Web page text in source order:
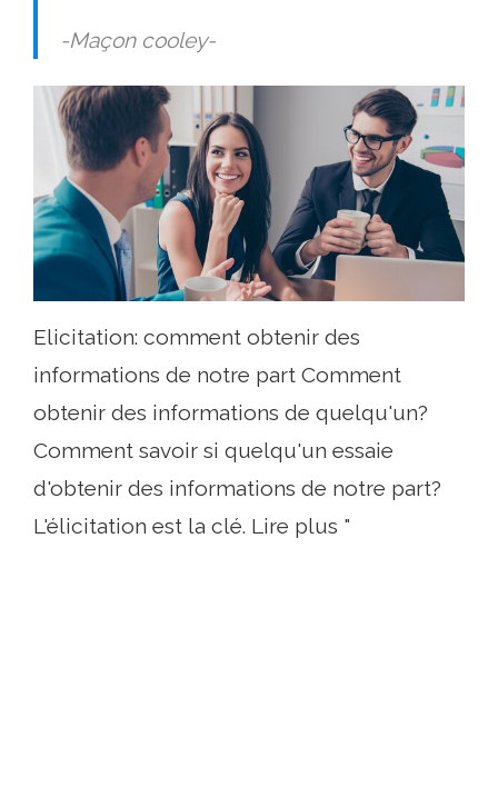
-Maçon cooley-
Elicitation: comment obtenir des
informations de notre part Comment
obtenir des informations de quelqu'un?
Comment savoir si quelqu'un essaie
d'obtenir des informations de notre part?
L'élicitation est la clé. Lire plus "